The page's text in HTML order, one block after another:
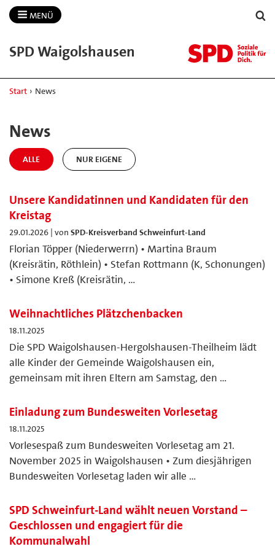
MENÜ
SPD Waigolshausen
Start › News
News
ALLE NUR EIGENE
Unsere Kandidatinnen und Kandidaten für den
Kreistag
29.01.2026 | von SPD-Kreisverband Schweinfurt-Land
Florian Töpper (Niederwerrn) • Martina Braum
(Kreisrätin, Röthlein) • Stefan Rottmann (K, Schonungen)
• Simone Kreß (Kreisrätin, …
Weihnachtliches Plätzchenbacken
18.11.2025
Die SPD Waigolshausen-Hergolshausen-Theilheim lädt
alle Kinder der Gemeinde Waigolshausen ein,
gemeinsam mit ihren Eltern am Samstag, den …
Einladung zum Bundesweiten Vorlesetag
18.11.2025
Vorlesespaß zum Bundesweiten Vorlesetag am 21.
November 2025 in Waigolshausen • Zum diesjährigen
Bundesweiten Vorlesetag laden wir alle …
SPD Schweinfurt-Land wählt neuen Vorstand –
Geschlossen und engagiert für die
Kommunalwahl